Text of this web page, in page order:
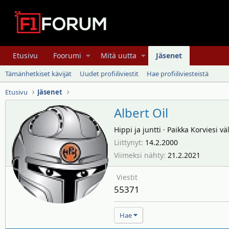
Etusivu Foorumi Mitä uutta Jäsenet
Tämänhetkiset kävijät Uudet profiiliviestit
Hae profiiliviesteistä
Etusivu
Jäsenet
Albert Oil
Hippi ja juntti · Paikka Korviesi
Liittynyt 14.2.2000
Viimeksi nähty 21.2.2021
Viestit
55371
Hae